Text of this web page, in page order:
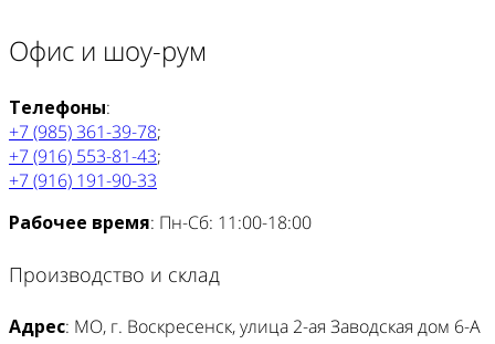
Офис и шоу-рум
Телефоны:
+7 (985) 361-39-78;
+7 (916) 553-81-43;
+7 (916) 191-90-33
Рабочее время: Пн-Сб: 11:00-18:00
Производство и склад
Адрес: МО, г. Воскресенск, улица 2-ая Заводская дом 6-А